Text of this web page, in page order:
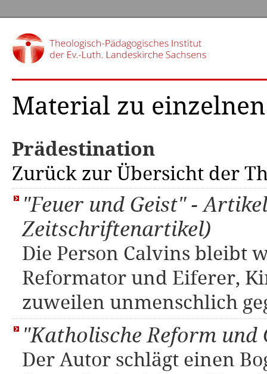
Material zu
Prädestination
Zurück zur Übersicht der
"Feuer und Geist" -
Zeitschriftenartikel)
Die Person Calvins bleibt
Reformator und Eiferer,
zuweilen unmenschlich
"Katholische Reform und
Der Autor schlägt einen